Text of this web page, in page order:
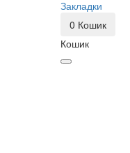
Закладки
0 Кошик
Кошик